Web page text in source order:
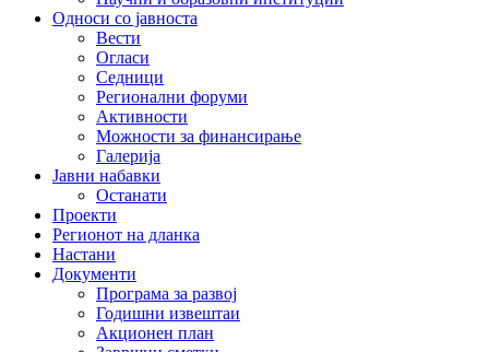
Односи со јавноста
Вести
Огласи
Седници
Регионални форуми
Активности
Можности за финансирање
Галерија
Јавни набавки
Останати
Проекти
Регионот на дланка
Настани
Документи
Програма за развој
Годишни извештаи
Акционен план